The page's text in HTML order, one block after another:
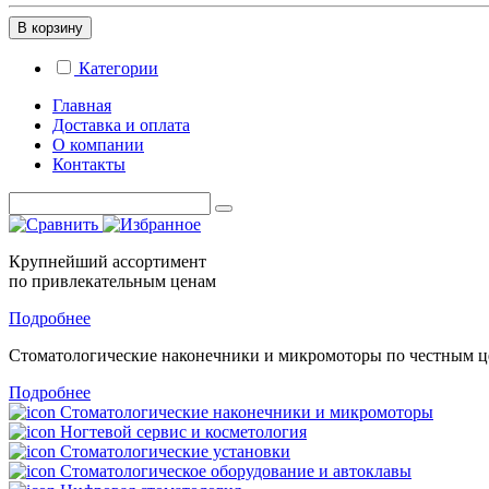
В корзину
Категории
Главная
Доставка и оплата
О компании
Контакты
Крупнейший ассортимент
по привлекательным ценам
Подробнее
Стоматологические наконечники и микромоторы по честным
Подробнее
Стоматологические наконечники и микромоторы
Ногтевой сервис и косметология
Стоматологические установки
Стоматологическое оборудование и автоклавы